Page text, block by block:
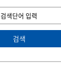
검색